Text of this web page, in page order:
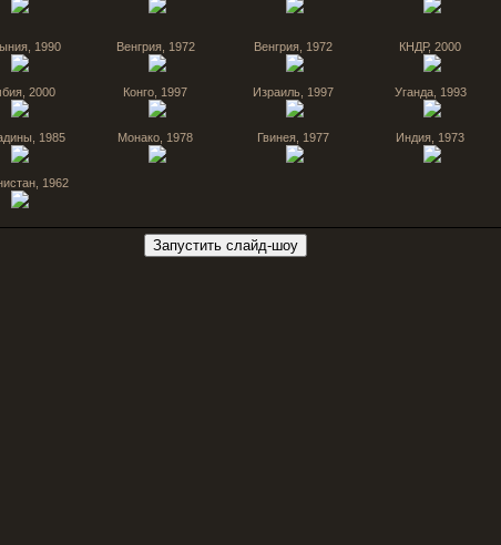
1990 Венгрия, 1972 Венгрия, 1972 КНДР, 2000
2000 Конго, 1997 Израиль, 1997 Уганда, 1993
1985 Монако, 1978 Гвинея, 1977 Индия, 1973
1962